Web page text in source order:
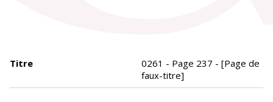
Titre
0261 - Page 237 - [Page de
faux-titre]